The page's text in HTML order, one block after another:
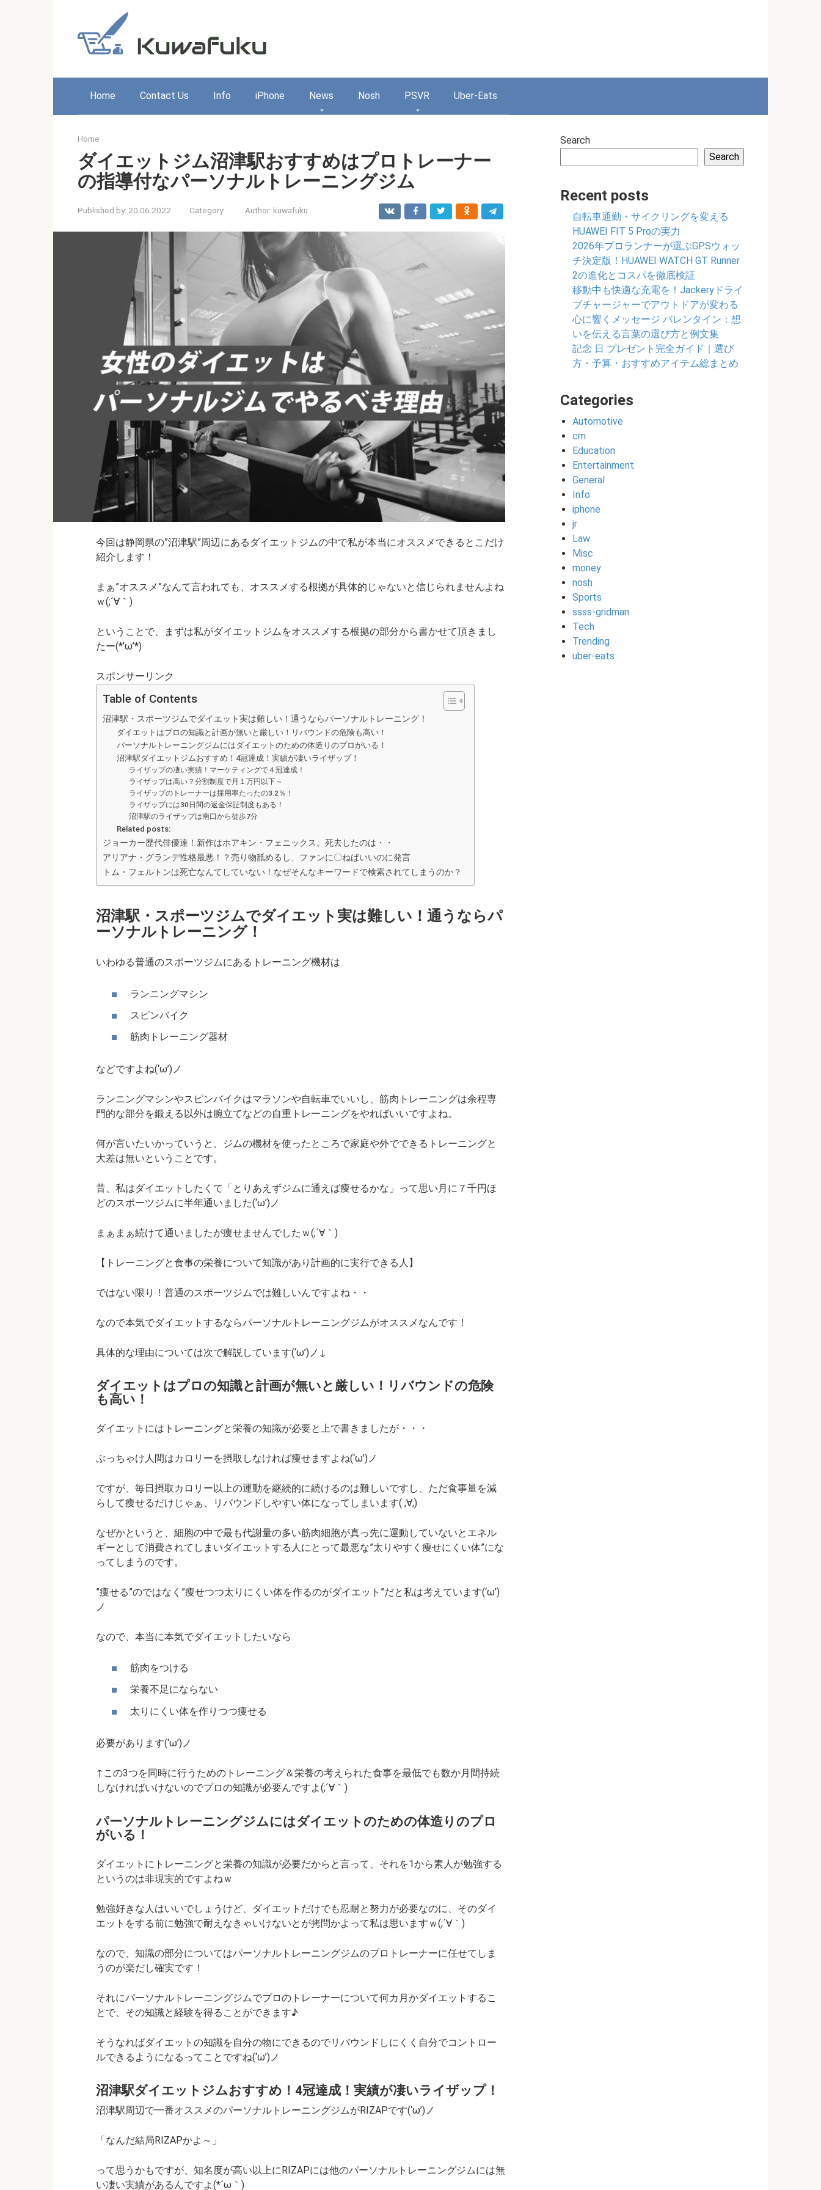
Home Contact Us Info iPhone News Nosh PSVR Uber-Eats
Home
ダイエットジム沼津駅おすすめはプロトレーナー
の指導付なパーソナルトレーニングジム
Published by: 20.06.2022 Category: Author: kuwafuku
今回は静岡県の”沼津駅”周辺にあるダイエットジムの中で私が本当にオススメできるとこだけ
紹介します！
まぁ”オススメ”なんて言われても、オススメする根拠が具体的じゃないと信じられませんよね
ｗ(;´∀｀)
ということで、まずは私がダイエットジムをオススメする根拠の部分から書かせて頂きまし
たー(*’ω’*)
スポンサーリンク
Table of Contents
沼津駅・スポーツジムでダイエット実は難しい！通うならパーソナルトレーニング！
ダイエットはプロの知識と計画が無いと厳しい！リバウンドの危険も高い！
パーソナルトレーニングジムにはダイエットのための体造りのプロがいる！
沼津駅ダイエットジムおすすめ！4冠達成！実績が凄いライザップ！
ライザップの凄い実績！マーケティングで４冠達成！
ライザップは高い？分割制度で月１万円以下～
ライザップのトレーナーは採用率たったの3.2％！
ライザップには30日間の返金保証制度もある！
沼津駅のライザップは南口から徒歩7分
Related posts:
ジョーカー歴代俳優達！新作はホアキン・フェニックス。死去したのは・・
アリアナ・グランデ性格最悪！？売り物舐めるし、ファンに〇ねばいいのに発言
トム・フェルトンは死亡なんてしていない！なぜそんなキーワードで検索されてしまうのか？
沼津駅・スポーツジムでダイエット実は難しい！通うならパ
ーソナルトレーニング！
いわゆる普通のスポーツジムにあるトレーニング機材は
ランニングマシン
スピンバイク
筋肉トレーニング器材
などですよね(‘ω’)ノ
ランニングマシンやスピンバイクはマラソンや自転車でいいし、筋肉トレーニングは余程専
門的な部分を鍛える以外は腕立てなどの自重トレーニングをやればいいですよね。
何が言いたいかっていうと、ジムの機材を使ったところで家庭や外でできるトレーニングと
大差は無いということです。
昔、私はダイエットしたくて「とりあえずジムに通えば痩せるかな」って思い月に７千円ほ
どのスポーツジムに半年通いました(‘ω’)ノ
まぁまぁ続けて通いましたが痩せませんでしたｗ(;´∀｀)
【トレーニングと食事の栄養について知識があり計画的に実行できる人】
ではない限り！普通のスポーツジムでは難しいんですよね・・
なので本気でダイエットするならパーソナルトレーニングジムがオススメなんです！
具体的な理由については次で解説しています(‘ω’)ノ↓
ダイエットはプロの知識と計画が無いと厳しい！リバウンドの危険
も高い！
ダイエットにはトレーニングと栄養の知識が必要と上で書きましたが・・・
ぶっちゃけ人間はカロリーを摂取しなければ痩せますよね(‘ω’)ノ
ですが、毎日摂取カロリー以上の運動を継続的に続けるのは難しいですし、ただ食事量を減
らして痩せるだけじゃぁ、リバウンドしやすい体になってしまいます( ;∀;)
なぜかというと、細胞の中で最も代謝量の多い筋肉細胞が真っ先に運動していないとエネル
ギーとして消費されてしまいダイエットする人にとって最悪な”太りやすく痩せにくい体”にな
ってしまうのです。
”痩せる”のではなく”痩せつつ太りにくい体を作るのがダイエット”だと私は考えています(‘ω’)
ノ
なので、本当に本気でダイエットしたいなら
筋肉をつける
栄養不足にならない
太りにくい体を作りつつ痩せる
必要があります(‘ω’)ノ
↑この3つを同時に行うためのトレーニング＆栄養の考えられた食事を最低でも数か月間持続
しなければいけないのでプロの知識が必要んですよ(;´∀｀)
パーソナルトレーニングジムにはダイエットのための体造りのプロ
がいる！
ダイエットにトレーニングと栄養の知識が必要だからと言って、それを1から素人が勉強する
というのは非現実的ですよねｗ
勉強好きな人はいいでしょうけど、ダイエットだけでも忍耐と努力が必要なのに、そのダイ
エットをする前に勉強で耐えなきゃいけないとが拷問かよって私は思いますｗ(;´∀｀)
なので、知識の部分についてはパーソナルトレーニングジムのプロトレーナーに任せてしま
うのが楽だし確実です！
それにパーソナルトレーニングジムでプロのトレーナーについて何カ月かダイエットするこ
とで、その知識と経験を得ることができます♪
そうなればダイエットの知識を自分の物にできるのでリバウンドしにくく自分でコントロー
ルできるようになるってことですね(‘ω’)ノ
沼津駅ダイエットジムおすすめ！4冠達成！実績が凄いライザップ！
沼津駅周辺で一番オススメのパーソナルトレーニングジムがRIZAPです(‘ω’)ノ
「なんだ結局RIZAPかよ～」
って思うかもですが、知名度が高い以上にRIZAPには他のパーソナルトレーニングジムには無
い凄い実績があるんですよ(*´ω｀)
Search
Search
Recent posts
自転車通勤・サイクリングを変える
HUAWEI FIT 5 Proの実力
2026年プロランナーが選ぶGPSウォッ
チ決定版！HUAWEI WATCH GT Runner
2の進化とコスパを徹底検証
移動中も快適な充電を！Jackeryドライ
ブチャージャーでアウトドアが変わる
心に響くメッセージ バレンタイン：想
いを伝える言葉の選び方と例文集
記念 日 プレゼント完全ガイド｜選び
方・予算・おすすめアイテム総まとめ
Categories
Automotive
cm
Education
Entertainment
General
Info
iphone
jr
Law
Misc
money
nosh
Sports
ssss-gridman
Tech
Trending
uber-eats